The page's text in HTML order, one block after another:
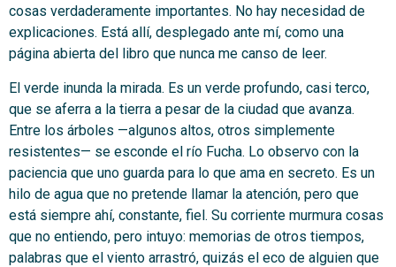
cosas verdaderamente importantes. No hay necesidad de
explicaciones. Está allí, desplegado ante mí, como una
página abierta del libro que nunca me canso de leer.
El verde inunda la mirada. Es un verde profundo, casi terco,
que se aferra a la tierra a pesar de la ciudad que avanza.
Entre los árboles —algunos altos, otros simplemente
resistentes— se esconde el río Fucha. Lo observo con la
paciencia que uno guarda para lo que ama en secreto. Es un
hilo de agua que no pretende llamar la atención, pero que
está siempre ahí, constante, fiel. Su corriente murmura cosas
que no entiendo, pero intuyo: memorias de otros tiempos,
palabras que el viento arrastró, quizás el eco de alguien que